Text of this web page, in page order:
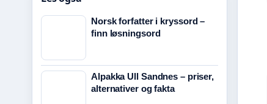
Norsk forfatter i kryssord –
finn løsningsord
Alpakka Ull Sandnes – priser,
alternativer og fakta